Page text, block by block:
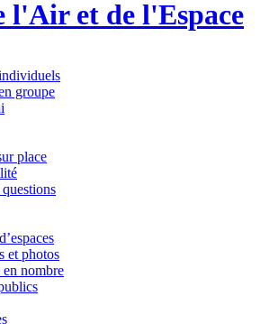
l'Air et de l'Espace
groupe
place
et photos
nombre